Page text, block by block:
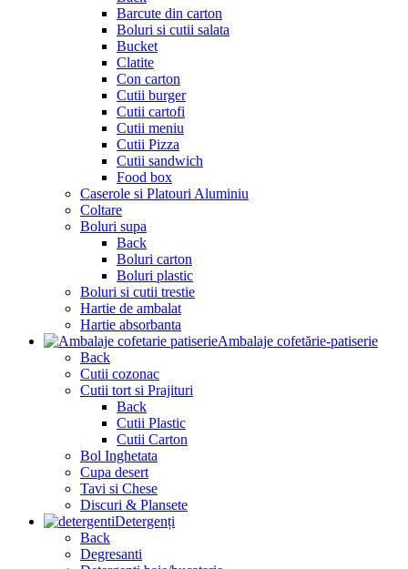
Barcute din carton
Boluri si cutii salata
Bucket
Clatite
Con carton
Cutii burger
Cutii cartofi
Cutii meniu
Cutii Pizza
Cutii sandwich
Food box
Caserole si Platouri Aluminiu
Coltare
Boluri supa
Back
Boluri carton
Boluri plastic
Boluri si cutii trestie
Hartie de ambalat
Hartie absorbanta
Ambalaje cofetărie-patiserie
Back
Cutii cozonac
Cutii tort si Prajituri
Back
Cutii Plastic
Cutii Carton
Bol Inghetata
Cupa desert
Tavi si Chese
Discuri & Plansete
Detergenți
Back
Degresanti